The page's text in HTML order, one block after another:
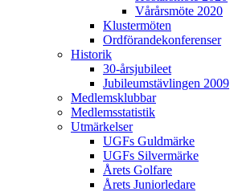
Vårårsmöte 2020
Klustermöten
Ordförandekonferenser
Historik
30-årsjubileet
Jubileumstävlingen 2009
Medlemsklubbar
Medlemsstatistik
Utmärkelser
UGFs Guldmärke
UGFs Silvermärke
Årets Golfare
Årets Juniorledare